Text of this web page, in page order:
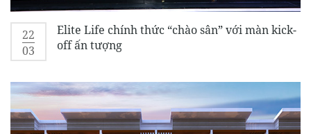
22
03
Elite Life chính thức “chào sân” với màn kick-
off ấn tượng